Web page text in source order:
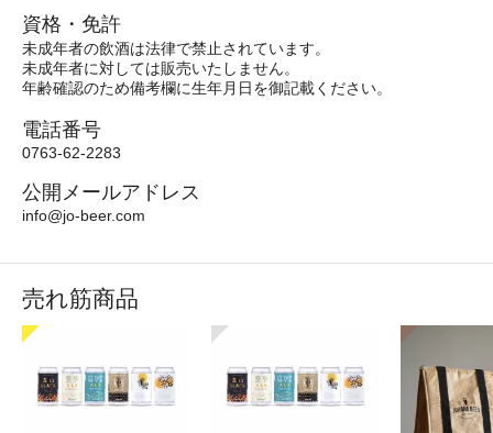
資格・免許
未成年者の飲酒は法律で禁止されています。
未成年者に対しては販売いたしません。
年齢確認のため備考欄に生年月日を御記載ください。
電話番号
0763-62-2283
公開メールアドレス
info@jo-beer.com
売れ筋商品